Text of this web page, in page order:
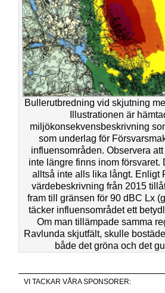
Bullerutbredning vid skjutning
Illustrationen är
miljökonsekvensbeskrivning
som underlag för
influensområden. Observera
inte längre finns inom försvaret.
alltså inte alls lika långt. Enligt
värdebeskrivning från 2015
fram till gränsen för 90 dBC Lx
täcker influensområdet ett
Om man tillämpade samma
Ravlunda skjutfält, skulle
både det gröna och det
VI TACKAR VÅRA SPONSORER: